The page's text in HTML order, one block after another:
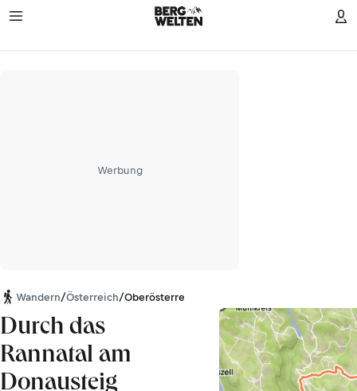
Werbung
Wandern/Österreich/Oberösterreich
Durch das
Rannatal am
Donausteig